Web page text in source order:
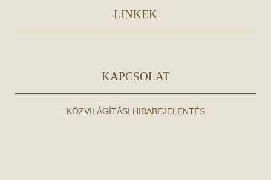
LINKEK
KAPCSOLAT
KÖZVILÁGÍTÁSI HIBABEJELENTÉS